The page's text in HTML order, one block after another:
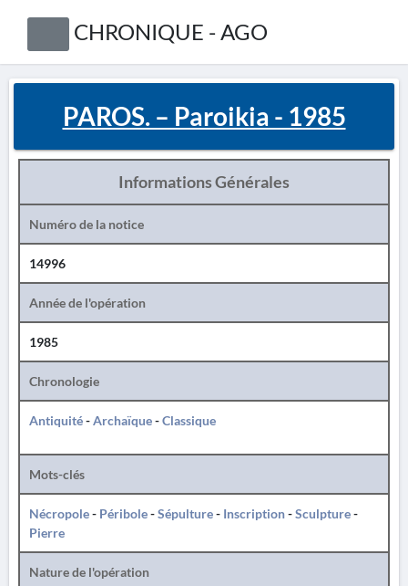
CHRONIQUE - AGO
PAROS. – Paroikia - 1985
Informations Générales
Numéro de la notice
14996
Année de l'opération
1985
Chronologie
Antiquité-Archaïque-Classique
Mots-clés
Nécropole- Péribole-Sépulture- Inscription-Sculpture-
Pierre
Nature de l'opération